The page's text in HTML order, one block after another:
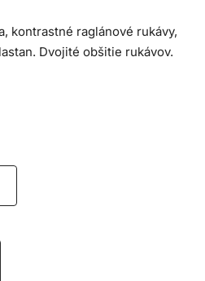
kontrastné raglánové rukávy,
Dvojité obšitie rukávov.